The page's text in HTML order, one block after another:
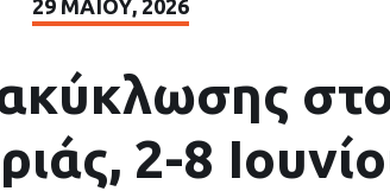
29 ΜΑΪ́ΟΥ, 2026
2-8